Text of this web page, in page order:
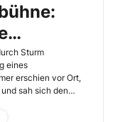
Leben
Sturm
eines
erschien vor Ort,
sah sich den
helfen